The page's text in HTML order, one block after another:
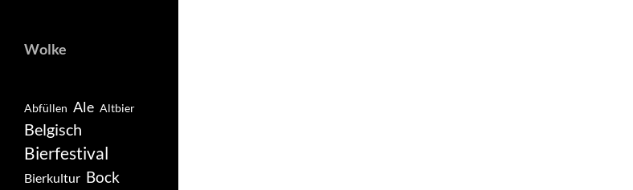
Wolke
Abfüllen Ale Altbier
Belgisch
Bierfestival
Bierkultur Bock